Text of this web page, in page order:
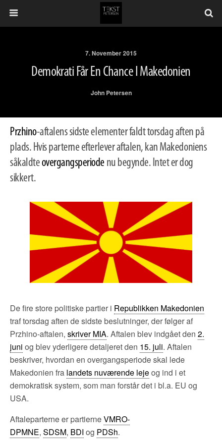
7. November 2015
Demokrati Får En Chance I Makedonien
John Petersen
Przhino-aftalens sidste elementer faldt torsdag aften på
plads. Hvis parterne efterlever aftalen, kan Makedoniens
såkaldteovergangsperiode nu begynde. Intet er dog
sikkert.
De fire store politiske partier i Republikken Makedonien
traf torsdag aften de sidste beslutninger, der følger af
Przhino-aftalen, skriver MIA. Aftalen blev indgået den 2.
juni og blev yderligere detaljeret den 15. juli. Aftalen
beskriver, hvordan en overgangsperiode skal lede
Makedonien fra landets nuværende lejeog ind i et
demokratisk system, som man forstår det i bl.a. EU og
USA.
Aftaleparterne er partierneVMRO-
DPMNE, SDSM, BDI og PDSh.